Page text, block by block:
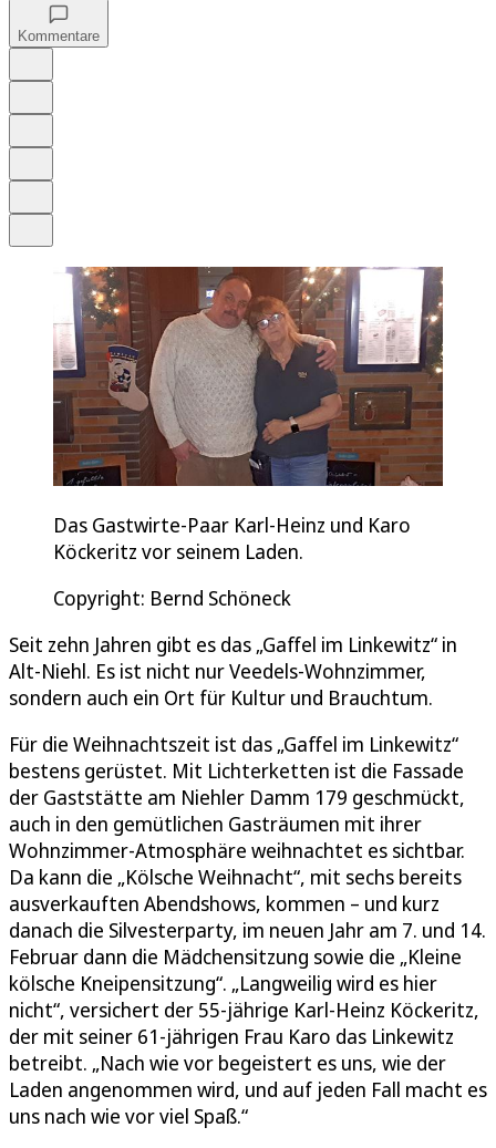
Kommentare
Das Gastwirte-Paar Karl-Heinz und Karo
Köckeritz vor seinem Laden.
Copyright: Bernd Schöneck
Seit zehn Jahren gibt es das „Gaffel im Linkewitz“ in
Alt-Niehl. Es ist nicht nur Veedels-Wohnzimmer,
sondern auch ein Ort für Kultur und Brauchtum.
Für die Weihnachtszeit ist das „Gaffel im Linkewitz“
bestens gerüstet. Mit Lichterketten ist die Fassade
der Gaststätte am Niehler Damm 179 geschmückt,
auch in den gemütlichen Gasträumen mit ihrer
Wohnzimmer-Atmosphäre weihnachtet es sichtbar.
Da kann die „Kölsche Weihnacht“, mit sechs bereits
ausverkauften Abendshows, kommen – und kurz
danach die Silvesterparty, im neuen Jahr am 7. und 14.
Februar dann die Mädchensitzung sowie die „Kleine
kölsche Kneipensitzung“. „Langweilig wird es hier
nicht“, versichert der 55-jährige Karl-Heinz Köckeritz,
der mit seiner 61-jährigen Frau Karo das Linkewitz
betreibt. „Nach wie vor begeistert es uns, wie der
Laden angenommen wird, und auf jeden Fall macht es
uns nach wie vor viel Spaß.“